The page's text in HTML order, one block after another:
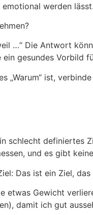
werden lässt.
…“ Die Antwort
gesundes Vorbild
„Warum“ ist,
schlecht definiertes
und es gibt
Das ist ein Ziel,
etwas Gewicht
damit ich gut